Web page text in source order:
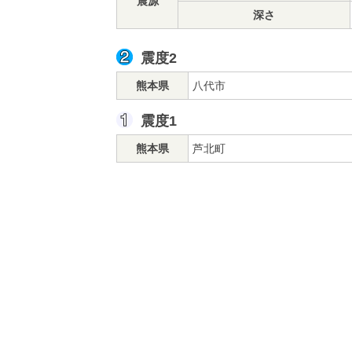
深さ
震度2
熊本県 八代市
震度1
熊本県 芦北町